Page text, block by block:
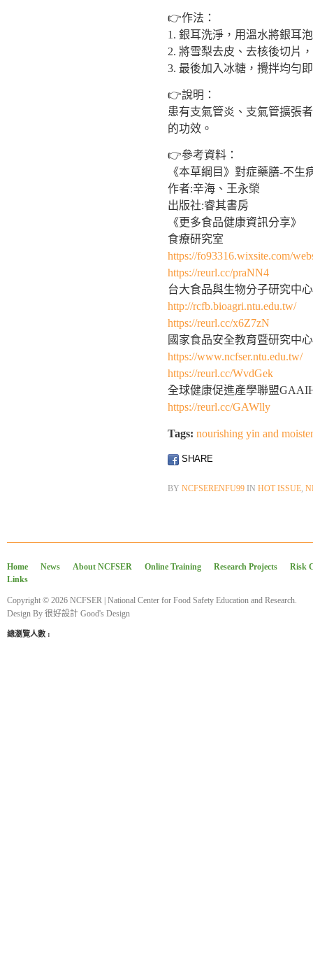
👉作法：
1. 銀耳洗淨，用溫水將銀耳
2. 將雪梨去皮、去核後切片
3. 最後加入冰糖，攪拌均勻
👉說明：
患有支氣管炎、支氣管擴張
的功效。
👉參考資料：
《本草綱目》對症藥膳-不生
作者:辛海、王永榮
出版社:睿其書房
《更多食品健康資訊分享》
食療研究室
https://fo93316.wixsite.com/
https://reurl.cc/praNN4
台大食品與生物分子研究中心
http://rcfb.bioagri.ntu.edu.tw/
https://reurl.cc/x6Z7zN
國家食品安全教育暨研究中心
https://www.ncfser.ntu.edu.tw/
https://reurl.cc/WvdGek
全球健康促進產學聯盟
https://reurl.cc/GAWlly
Tags: nourishing yin and
SHARE
BY NCFSERENFU99 IN HOT ISSUE,
Home News About NCFSER Online Training Research Projects
Risk
Links
Copyright © 2026 NCFSER | National Center for Food Safety Education and Research.
Design By 很好設計 Good's Design
總瀏覽人數 :